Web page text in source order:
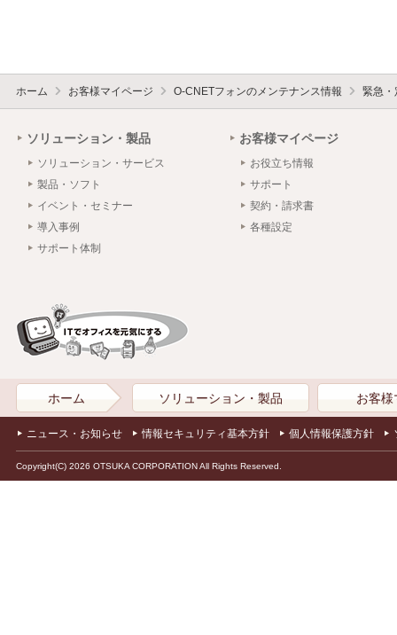
ホーム お客様マイページ O-CNETフォンのメンテナンス情報 緊急・
ソリューション・製品
ソリューション・サービス
製品・ソフト
イベント・セミナー
導入事例
サポート体制
お客様マイページ
お役立ち情報
サポート
契約・請求書
各種設定
ホーム ソリューション・製品 お客様
ニュース・お知らせ 情報セキュリティ基本方針 個人情報保護方針
Copyright(C) 2026 OTSUKA CORPORATION All Rights Reserved.